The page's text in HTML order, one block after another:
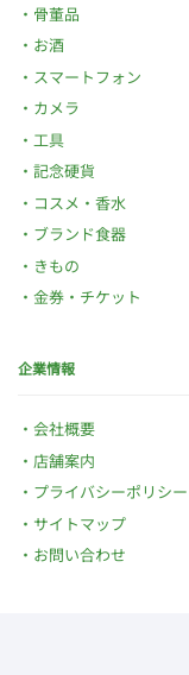
骨董品
お酒
スマートフォン
カメラ
工具
記念硬貨
コスメ・香水
ブランド食器
きもの
金券・チケット
企業情報
会社概要
店舗案内
プライバシーポリシー
サイトマップ
お問い合わせ